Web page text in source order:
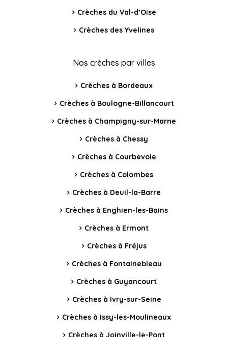
Crèches du Val-d’Oise
Crèches des Yvelines
Nos crèches par villes
Crèches à Bordeaux
Crèches à Boulogne-Billancourt
Crèches à Champigny-sur-Marne
Crèches à Chessy
Crèches à Courbevoie
Crèches à Colombes
Crèches à Deuil-la-Barre
Crèches à Enghien-les-Bains
Crèches à Ermont
Crèches à Fréjus
Crèches à Fontainebleau
Crèches à Guyancourt
Crèches à Ivry-sur-Seine
Crèches à Issy-les-Moulineaux
Crèches à Joinville-le-Pont